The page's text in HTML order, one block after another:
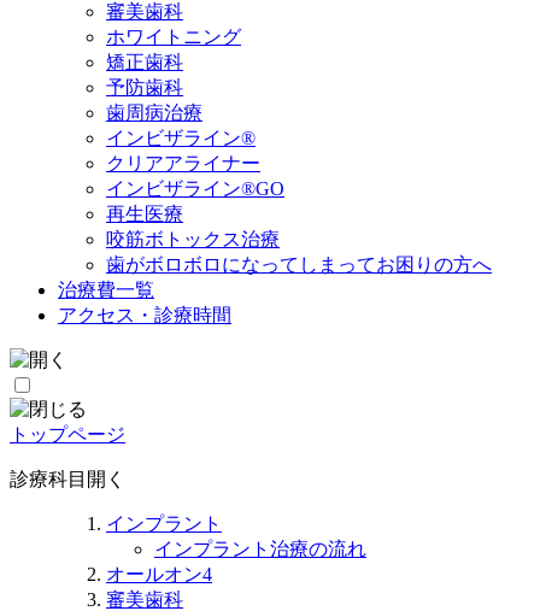
審美歯科
ホワイトニング
矯正歯科
予防歯科
歯周病治療
インビザライン®
クリアアライナー
インビザライン®GO
再生医療
咬筋ボトックス治療
歯がボロボロになってしまってお困りの方へ
治療費一覧
アクセス・診療時間
トップページ
診療科目 開く
インプラント
インプラント治療の流れ
オールオン4
審美歯科